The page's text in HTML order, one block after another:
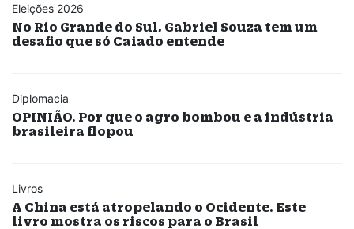
Eleições 2026
No Rio Grande do Sul, Gabriel Souza tem um
desafio que só Caiado entende
Diplomacia
OPINIÃO. Por que o agro bombou e a indústria
brasileira flopou
Livros
A China está atropelando o Ocidente. Este
livro mostra os riscos para o Brasil